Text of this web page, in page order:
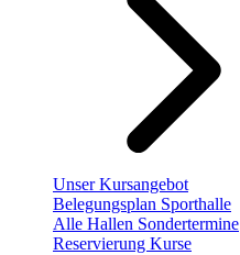
Unser Kursangebot
Belegungsplan Sporthalle
Alle Hallen Sondertermine
Reservierung Kurse